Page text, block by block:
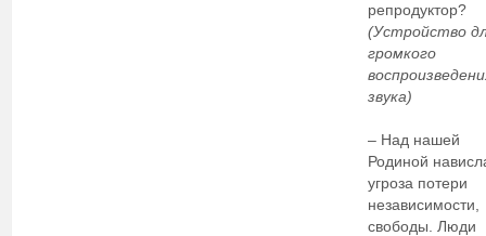
репродуктор?
(Устройство
громкого
звука)
– Над нашей
Родиной
угроза потери
независимости,
свободы. Люди